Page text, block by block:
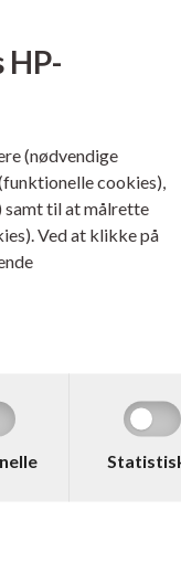
HP-
(nødvendige
cookies),
til at målrette
Ved at klikke på
194,00
Blækpatron Sort